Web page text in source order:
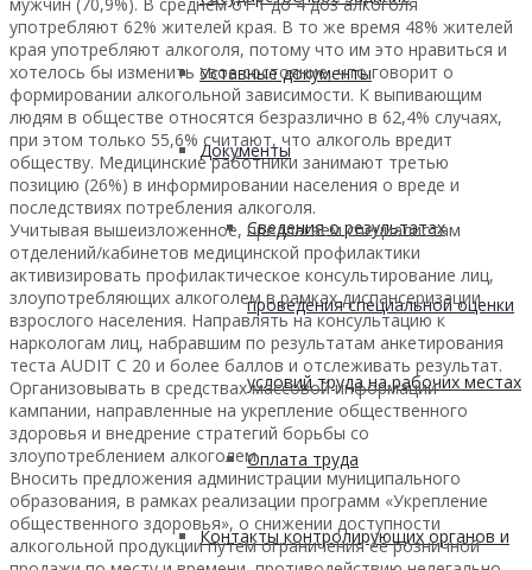
Уставные документы
Документы
Сведения о результатах
проведения специальной оценки
условий труда на рабочих местах
Оплата труда
Контакты контролирующих органов и
употребляют 62% жителей края. В то же время 48% жителей
края употребляют алкоголя, потому что им это нравиться и
хотелось бы изменить свое состояние, что говорит о
формировании алкогольной зависимости. К выпивающим
людям в обществе относятся безразлично в 62,4% случаях,
при этом только 55,6% считают, что алкоголь вредит
обществу. Медицинские работники занимают третью
позицию (26%) в информировании населения о вреде и
последствиях потребления алкоголя.
Учитывая вышеизложенное, предлагаем специалистам
отделений/кабинетов медицинской профилактики
активизировать профилактическое консультирование лиц,
злоупотребляющих алкоголем в рамках диспансеризации
взрослого населения. Направлять на консультацию к
наркологам лиц, набравшим по результатам анкетирования
теста AUDIT С 20 и более баллов и отслеживать результат.
Организовывать в средствах массовой информации
кампании, направленные на укрепление общественного
здоровья и внедрение стратегий борьбы со
злоупотреблением алкоголем.
Вносить предложения администрации муниципального
образования, в рамках реализации программ «Укрепление
общественного здоровья», о снижении доступности
алкогольной продукции путем ограничения ее розничной